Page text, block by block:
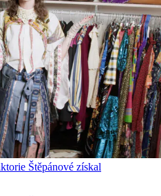
Štěpánové získal